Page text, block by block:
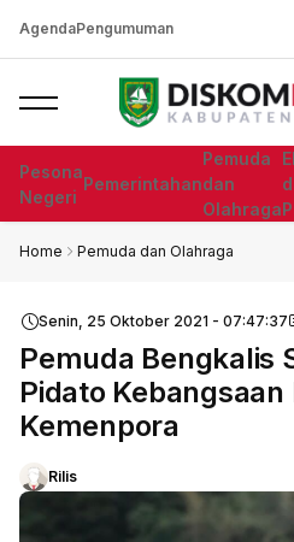
AgendaPengumuman
Pesona
Negeri
Pemerintahan
Pemuda
dan
Olahraga
Home Pemuda dan Olahraga
Senin, 25 Oktober 2021 - 07:47:37
Pemuda Bengkalis
Pidato Kebangsaan
Kemenpora
Rilis